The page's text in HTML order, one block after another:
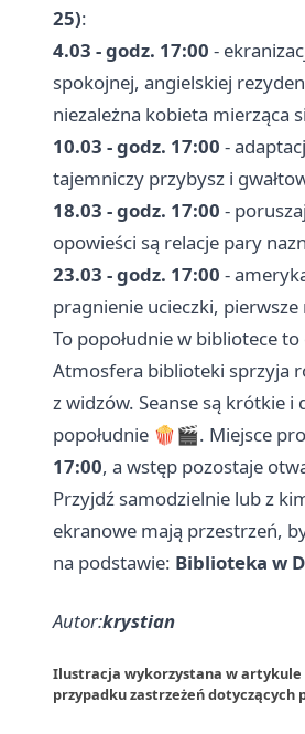
25):
4.03 - godz. 17:00 -
spokojnej, angielskiej
niezależna kobieta mierząca
10.03 - godz. 17:00 -
tajemniczy przybysz i
18.03 - godz. 17:00 -
opowieści są relacje pary
23.03 - godz. 17:00 -
pragnienie ucieczki,
To popołudnie w bibliotece
Atmosfera biblioteki sprzyja
z widzów. Seanse są krótkie
popołudnie 🍿🎬. Miejsce
17:00, a wstęp pozostaje
Przyjdź samodzielnie lub z
ekranowe mają przestrzeń,
na podstawie: Biblioteka w
Autor:krystian
Ilustracja wykorzystana w artykule
przypadku zastrzeżeń dotyczących